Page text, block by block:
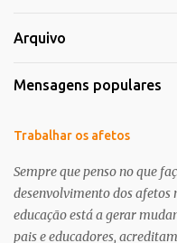
Arquivo
Mensagens populares
Trabalhar os afetos
Sempre que penso no que
desenvolvimento dos afetos
educação está a gerar
pais e educadores,